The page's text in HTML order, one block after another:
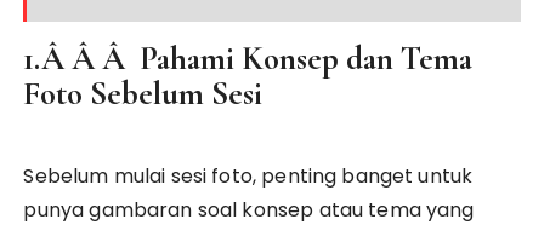
1.Â Â Â Pahami Konsep dan Tema
Foto Sebelum Sesi
Sebelum mulai sesi foto, penting banget untuk
punya gambaran soal konsep atau tema yang